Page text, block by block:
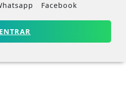
Facebook
ENTRAR